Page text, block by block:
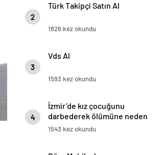
2
Türk Takipçi Satın Al
1826 kez okundu
3
Vds Al
1593 kez okundu
4
İzmir’de kız çocuğunu
darbederek ölümüne neden
olan sanığın duruşması başladı
1543 kez okundu